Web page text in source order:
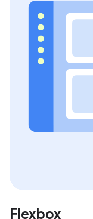
Flexbox